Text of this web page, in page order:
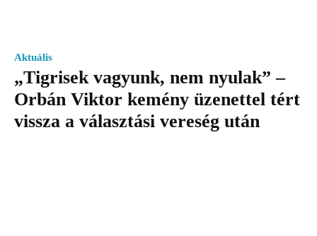
Aktuális
„Tigrisek vagyunk, nem nyulak” –
Orbán Viktor kemény üzenettel tért
vissza a választási vereség után